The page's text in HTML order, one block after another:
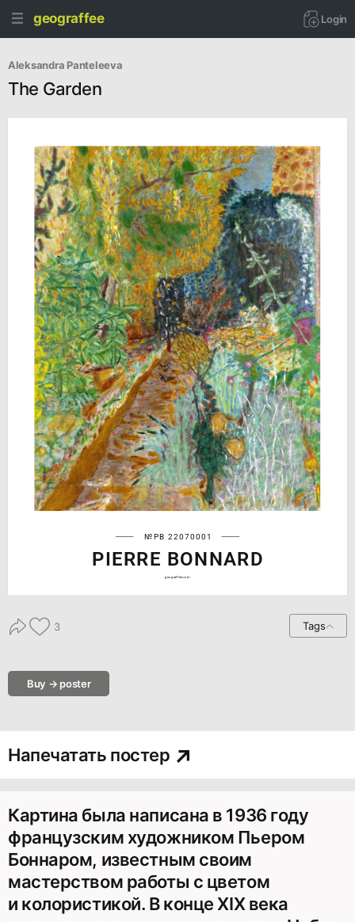
geograffee Login
Aleksandra Panteleeva
The Garden
№PB 22070001
PIERRE BONNARD
geograffee.com
3 Tags
Buy → poster
Напечатать постер
Картина была написана в 1936 году
французским художником Пьером
Боннаром, известным своим
мастерством работы с цветом
и колористикой. В конце XIX века